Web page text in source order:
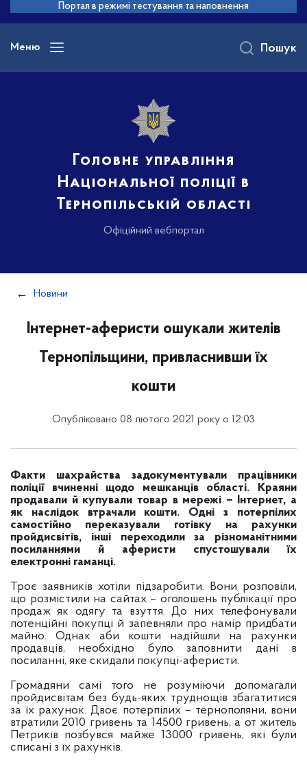
основного
вмісту
Портал в режимі тестування та наповнення
Меню
Головне управління
Національної поліції в
Тернопільській області
Офіційний вебпортал
Пошук
Новини
Інтернет-аферисти ошукали жителів
Тернопільщини, привласнивши їх
кошти
Опубліковано 08 лютого 2021 року о 12:03
Факти шахрайства задокументували працівники
поліції вчиненні щодо мешканців області. Краяни
продавали й купували товар в мережі – Інтернет, а
як наслідок втрачали кошти. Одні з потерпілих
самостійно переказували готівку на рахунки
пройдисвітів, інші переходили за різноманітними
посиланнями й аферисти спустошували їх
електронні гаманці.
Троє заявників хотіли підзаробити. Вони розповіли,
що розмістили на сайтах – оголошень публікації про
продаж як одягу та взуття. До них телефонували
потенційні покупці й запевняли про намір придбати
майно. Однак аби кошти надійшли на рахунки
продавців, необхідно було заповнити дані в
посиланні, яке скидали покупці-аферисти.
Громадяни самі того не розуміючи допомагали
пройдисвітам без будь-яких труднощів збагатитися
за їх рахунок. Двоє потерпілих – тернополяни, вони
втратили 2010 гривень та 14500 гривень, а от житель
Петриків позбувся майже 13000 гривень, які були
списані з їх рахунків.